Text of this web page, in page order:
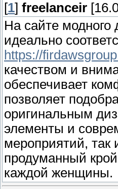
[1] freelanceir
На сайте
идеально
https://
качеством и
обеспечивает
позволяет
оригинальным
элементы и
мероприятий,
продуманный
каждой женщины.